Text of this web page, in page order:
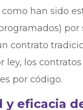
han sido
por
contrato
ley, los
por código.
y eficacia